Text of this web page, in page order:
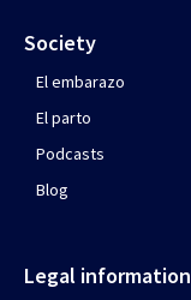
Society
El embarazo
El parto
Podcasts
Blog
Legal information